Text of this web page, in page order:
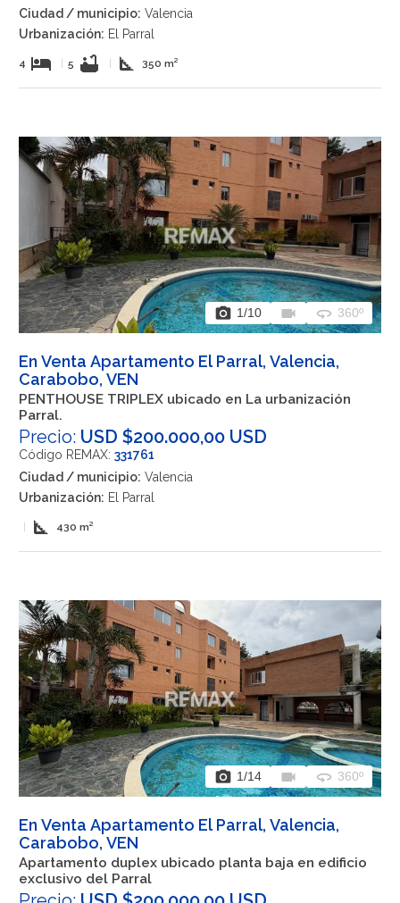
Ciudad / municipio: Valencia
Urbanización: El Parral
4 hotel 5 bathtub square_foot 350 m²
photo_camera 1/10 videocam 360 360º
En Venta Apartamento El Parral, Valencia,
Carabobo, VEN
PENTHOUSE TRIPLEX ubicado en La urbanización
Parral.
Precio: USD $200.000,00 USD
Código REMAX: 331761
Ciudad / municipio: Valencia
Urbanización: El Parral
square_foot 430 m²
photo_camera 1/14 videocam 360 360º
En Venta Apartamento El Parral, Valencia,
Carabobo, VEN
Apartamento duplex ubicado planta baja en edificio
exclusivo del Parral